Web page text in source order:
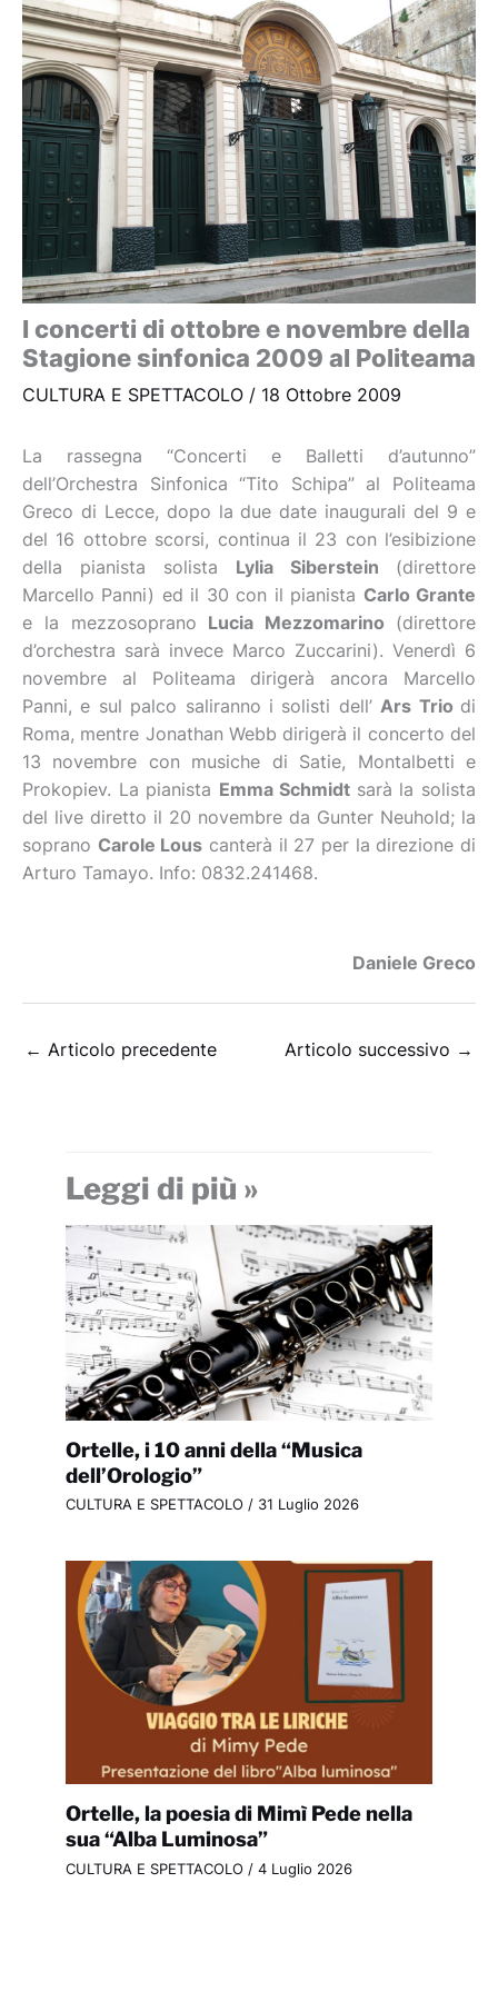
I concerti di ottobre e novembre della
Stagione sinfonica 2009 al Politeama
CULTURA E SPETTACOLO / 18 Ottobre 2009
La rassegna “Concerti e Balletti d’autunno”
dell’Orchestra Sinfonica “Tito Schipa” al Politeama
Greco di Lecce, dopo la due date inaugurali del 9 e
del 16 ottobre scorsi, continua il 23 con l’esibizione
della pianista solista Lylia Siberstein (direttore
Marcello Panni) ed il 30 con il pianista Carlo Grante
e la mezzosoprano Lucia Mezzomarino (direttore
d’orchestra sarà invece Marco Zuccarini). Venerdì 6
novembre al Politeama dirigerà ancora Marcello
Panni, e sul palco saliranno i solisti dell’Ars Trio di
Roma, mentre Jonathan Webb dirigerà il concerto del
13 novembre con musiche di Satie, Montalbetti e
Prokopiev. La pianista Emma Schmidt sarà la solista
del live diretto il 20 novembre da Gunter Neuhold; la
soprano Carole Lous canterà il 27 per la direzione di
Arturo Tamayo. Info: 0832.241468.
Daniele Greco
← Articolo precedente Articolo successivo →
Leggi di più »
Ortelle, i 10 anni della “Musica
dell’Orologio”
CULTURA E SPETTACOLO / 31 Luglio 2026
Ortelle, la poesia di Mimì Pede nella
sua “Alba Luminosa”
CULTURA E SPETTACOLO / 4 Luglio 2026